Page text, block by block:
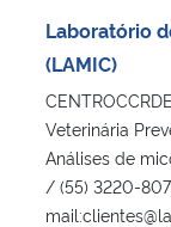
Ministério do
Laboratório
(LAMIC)
Veterinária
Análises de
/ (55) 3220-